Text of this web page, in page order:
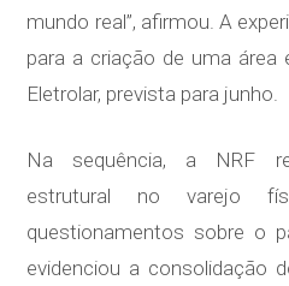
mundo real”, afirmou. A
para a criação de uma área
Eletrolar, prevista para junho.
Na sequência, a NRF
estrutural no varejo
questionamentos sobre o
evidenciou a consolidação